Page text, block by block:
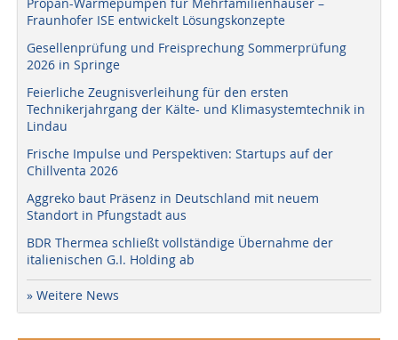
Propan-Wärmepumpen für Mehrfamilienhäuser –
Fraunhofer ISE entwickelt Lösungskonzepte
Gesellenprüfung und Freisprechung Sommerprüfung
2026 in Springe
Feierliche Zeugnisverleihung für den ersten
Technikerjahrgang der Kälte- und Klimasystemtechnik in
Lindau
Frische Impulse und Perspektiven: Startups auf der
Chillventa 2026
Aggreko baut Präsenz in Deutschland mit neuem
Standort in Pfungstadt aus
BDR Thermea schließt vollständige Übernahme der
italienischen G.I. Holding ab
» Weitere News